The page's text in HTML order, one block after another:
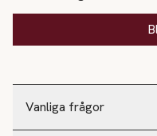
Vanliga frågor